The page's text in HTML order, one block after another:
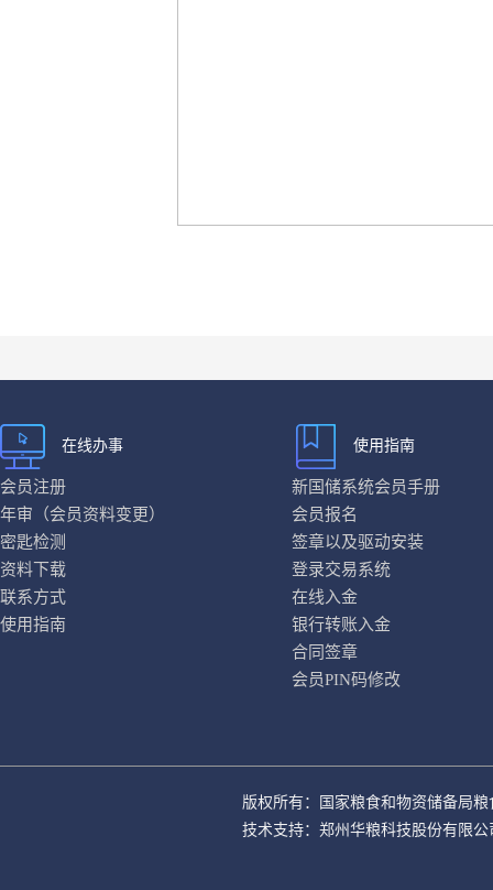
在线办事 使用指南
会员注册
年审（会员资料变更）
密匙检测
资料下载
联系方式
使用指南
新国储系统会员手册
会员报名
签章以及驱动安装
登录交易系统
在线入金
银行转账入金
合同签章
会员PIN码修改
版权所有：国家粮食和物资储备局
技术支持：郑州华粮科技股份有限公